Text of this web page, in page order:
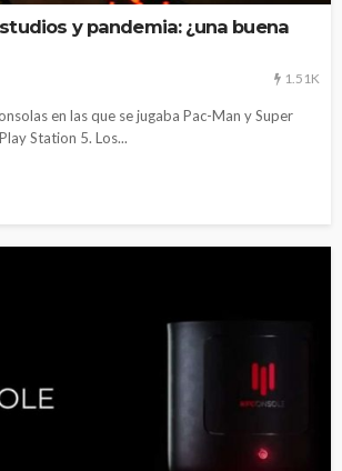
y pandemia: ¿una buena
1.51K
en las que se jugaba Pac-Man y Super
Station 5. Los...